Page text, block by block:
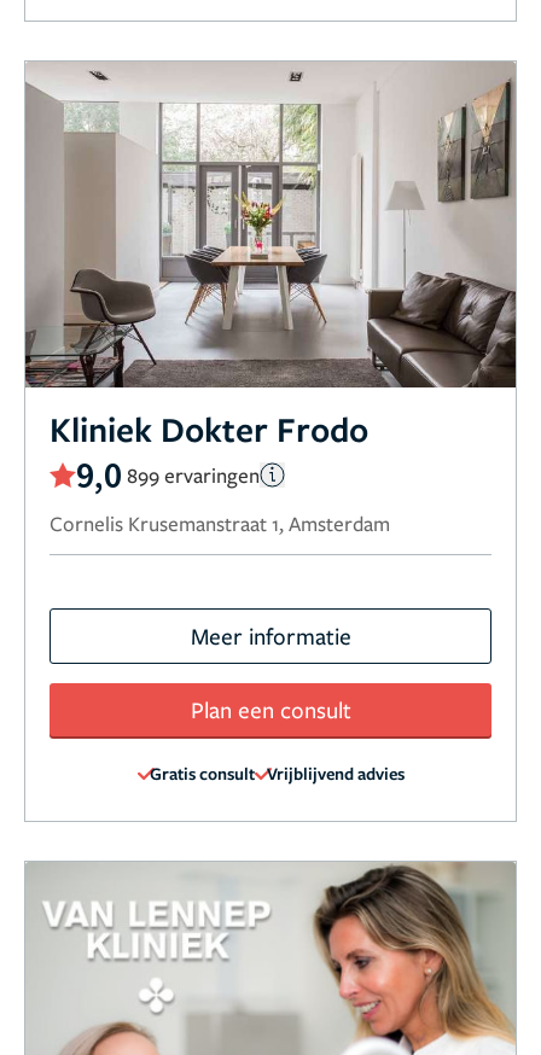
Kliniek Dokter Frodo
9,0 899 ervaringen
Cornelis Krusemanstraat 1, Amsterdam
Meer informatie
Plan een consult
Gratis consult Vrijblijvend advies